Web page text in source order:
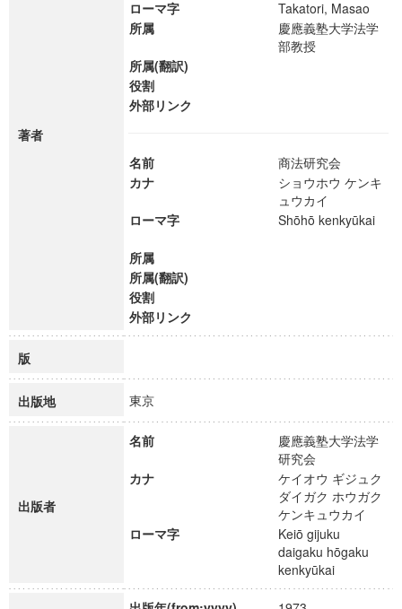
著者
ローマ字
Takatori, Masao
所属
慶應義塾大学法学
部教授
所属(翻訳)
役割
外部リンク
名前
商法研究会
カナ
ショウホウ ケンキ
ュウカイ
ローマ字
Shōhō kenkyūkai
所属
所属(翻訳)
役割
外部リンク
版
出版地 東京
出版者
名前
慶應義塾大学法学
研究会
カナ
ケイオウ ギジュク
ダイガク ホウガク
ケンキュウカイ
ローマ字
Keiō gijuku
daigaku hōgaku
kenkyūkai